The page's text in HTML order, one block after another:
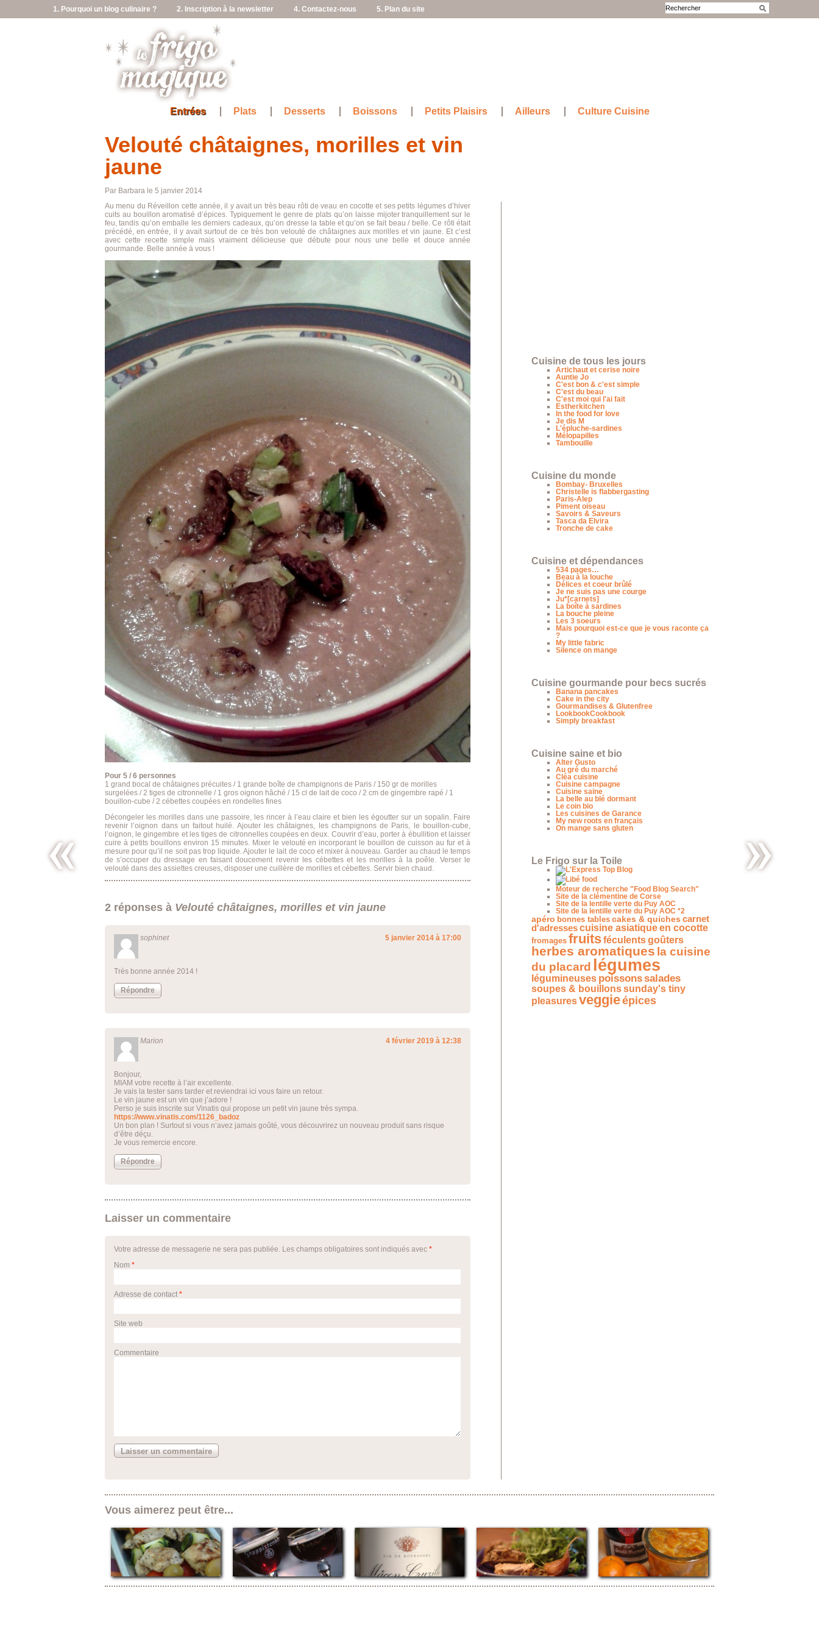
1. Pourquoi un blog culinaire ? 2. Inscription à la newsletter 4. Contactez-nous 5. Plan du site
Entrées Plats Desserts Boissons Petits Plaisirs Ailleurs Culture Cuisine
Velouté châtaignes, morilles et vin
jaune
Par Barbara le 5 janvier 2014
Au menu du Réveillon cette année, il y avait un très beau rôti de veau en cocotte et ses petits légumes d’hiver
cuits au bouillon aromatisé d’épices. Typiquement le genre de plats qu’on laisse mijoter tranquillement sur le
feu, tandis qu’on emballe les derniers cadeaux, qu’on dresse la table et qu’on se fait beau / belle. Ce rôti était
précédé, en entrée, il y avait surtout de ce très bon velouté de châtaignes aux morilles et vin jaune. Et c’est
avec cette recette simple mais vraiment délicieuse que débute pour nous une belle et douce année
gourmande. Belle année à vous !
Pour 5 / 6 personnes
1 grand bocal de châtaignes précuites / 1 grande boîte de champignons de Paris / 150 gr de morilles
surgelées / 2 tiges de citronnelle / 1 gros oignon hâché / 15 cl de lait de coco / 2 cm de gingembre rapé / 1
bouillon-cube / 2 cébettes coupées en rondelles fines
Décongeler les morilles dans une passoire, les rincer à l’eau claire et bien les égoutter sur un sopalin. Faire
revenir l’oignon dans un faitout huilé. Ajouter les châtaignes, les champignons de Paris, le bouillon-cube,
l’oignon, le gingembre et les tiges de citronnelles coupées en deux. Couvrir d’eau, porter à ébullition et laisser
cuire à petits bouillons environ 15 minutes. Mixer le velouté en incorporant le bouillon de cuisson au fur et à
mesure pour qu’il ne soit pas trop liquide. Ajouter le lait de coco et mixer à nouveau. Garder au chaud le temps
de s’occuper du dressage en faisant doucement revenir les cébettes et les morilles à la poêle. Verser le
velouté dans des assiettes creuses, disposer une cuillère de morilles et cébettes. Servir bien chaud.
2 réponses à Velouté châtaignes, morilles et vin jaune
sophinet 5 janvier 2014 à 17:00
Très bonne année 2014 !
Répondre
Marion 4 février 2019 à 12:38
Bonjour,
MIAM votre recette à l’air excellente.
Je vais la tester sans tarder et reviendrai ici vous faire un retour.
Le vin jaune est un vin que j’adore !
Perso je suis inscrite sur Vinatis qui propose un petit vin jaune très sympa.
https://www.vinatis.com/1126_badoz
Un bon plan ! Surtout si vous n’avez jamais goûté, vous découvrirez un nouveau produit sans risque
d’être déçu.
Je vous remercie encore.
Répondre
Laisser un commentaire
Votre adresse de messagerie ne sera pas publiée. Les champs obligatoires sont indiqués avec *
Nom *
Adresse de contact *
Site web
Commentaire
Cuisine de tous les jours
Artichaut et cerise noire
Auntie Jo
C'est bon & c'est simple
C'est du beau
C'est moi qui l'ai fait
Estherkitchen
In the food for love
Je dis M
L'épluche-sardines
Mélopapilles
Tambouille
Cuisine du monde
Bombay- Bruxelles
Christelle is flabbergasting
Paris-Alep
Piment oiseau
Savoirs & Saveurs
Tasca da Elvira
Tronche de cake
Cuisine et dépendances
534 pages…
Beau à la louche
Délices et coeur brûlé
Je ne suis pas une courge
Ju*[carnets]
La boîte à sardines
La bouche pleine
Les 3 soeurs
Mais pourquoi est-ce que je vous raconte ça
?
My little fabric
Silence on mange
Cuisine gourmande pour becs sucrés
Banana pancakes
Cake in the city
Gourmandises & Glutenfree
LookbookCookbook
Simply breakfast
Cuisine saine et bio
Alter Gusto
Au gré du marché
Cléa cuisine
Cuisine campagne
Cuisine saine
La belle au blé dormant
Le coin bio
Les cuisines de Garance
My new roots en français
On mange sans gluten
Le Frigo sur la Toile
Moteur de recherche "Food Blog Search"
Site de la clémentine de Corse
Site de la lentille verte du Puy AOC
Site de la lentille verte du Puy AOC *2
apéro bonnes tables cakes & quiches carnet
d'adressescuisine asiatiqueen cocotte
fromages fruitsféculentsgoûters
herbes aromatiques la cuisine
du placard légumes
légumineuses poissonssalades
soupes & bouillonssunday's tiny
pleasuresveggieépices
Vous aimerez peut être...